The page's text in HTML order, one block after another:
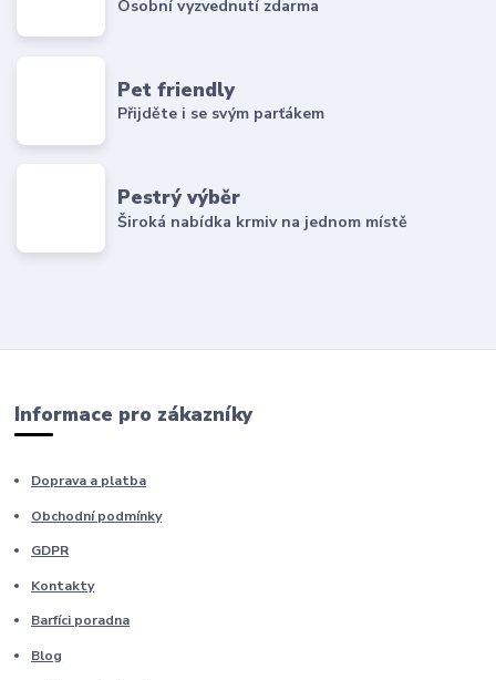
Osobní vyzvednutí zdarma
Pet friendly
Přijděte i se svým parťákem
Pestrý výběr
Široká nabídka krmiv na jednom místě
Informace pro zákazníky
Doprava a platba
Obchodní podmínky
GDPR
Kontakty
Barfíci poradna
Blog